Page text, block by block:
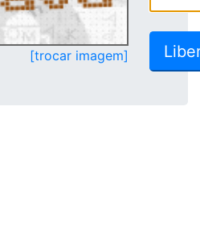
[trocar imagem]